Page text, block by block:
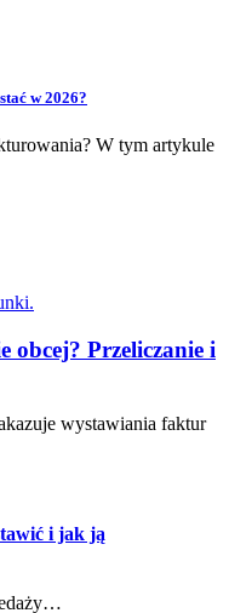
w 2026?
W tym artykule
obcej? Przeliczanie i
wystawiania faktur
i jak ją